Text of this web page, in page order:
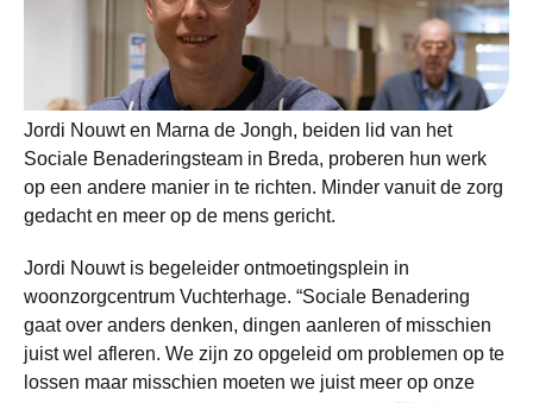
Jordi Nouwt en Marna de Jongh, beiden lid van het
Sociale Benaderingsteam in Breda, proberen hun werk
op een andere manier in te richten. Minder vanuit de zorg
gedacht en meer op de mens gericht.
Jordi Nouwt is begeleider ontmoetingsplein in
woonzorgcentrum Vuchterhage. “Sociale Benadering
gaat over anders denken, dingen aanleren of misschien
juist wel afleren. We zijn zo opgeleid om problemen op te
lossen maar misschien moeten we juist meer op onze